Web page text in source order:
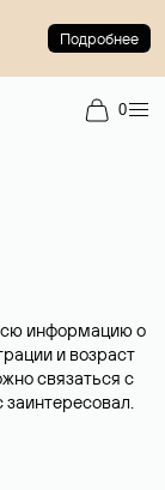
Подробнее
0
информацию о
и возраст
связаться с
заинтересовал.